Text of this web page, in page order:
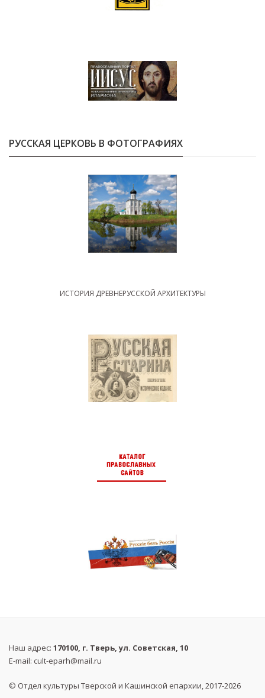
РУССКАЯ ЦЕРКОВЬ В ФОТОГРАФИЯХ
ИСТОРИЯ ДРЕВНЕРУССКОЙ АРХИТЕКТУРЫ
Наш адрес: 170100, г. Тверь, ул. Советская, 10
E-mail: cult-eparh@mail.ru
© Отдел культуры Тверской и Кашинской епархии, 2017-2026